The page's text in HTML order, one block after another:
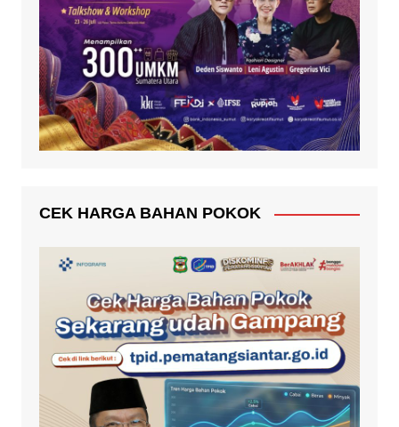
CEK HARGA BAHAN POKOK